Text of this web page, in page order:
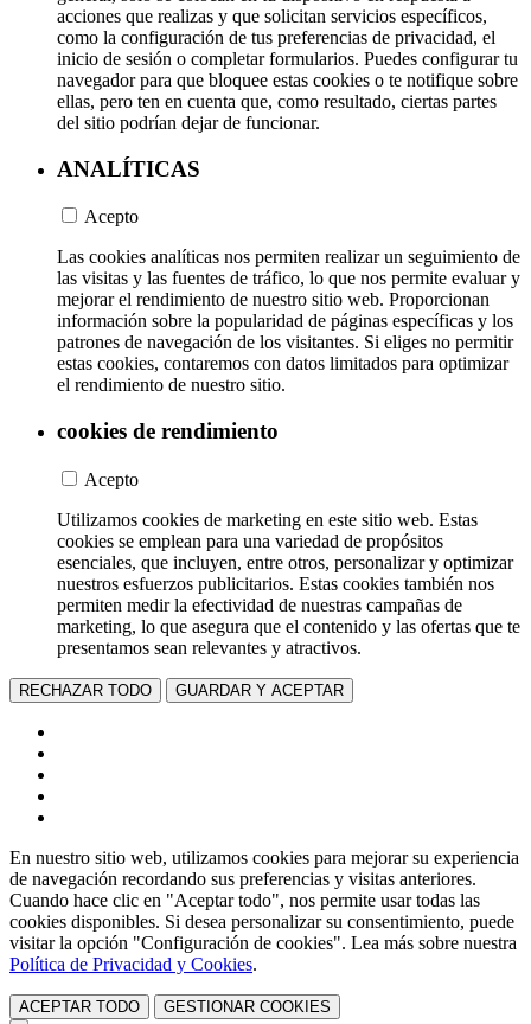
acciones que realizas y que solicitan servicios específicos,
como la configuración de tus preferencias de privacidad, el
inicio de sesión o completar formularios. Puedes configurar tu
navegador para que bloquee estas cookies o te notifique sobre
ellas, pero ten en cuenta que, como resultado, ciertas partes
del sitio podrían dejar de funcionar.
ANALÍTICAS
Acepto
Las cookies analíticas nos permiten realizar un seguimiento de
las visitas y las fuentes de tráfico, lo que nos permite evaluar y
mejorar el rendimiento de nuestro sitio web. Proporcionan
información sobre la popularidad de páginas específicas y los
patrones de navegación de los visitantes. Si eliges no permitir
estas cookies, contaremos con datos limitados para optimizar
el rendimiento de nuestro sitio.
cookies de rendimiento
Acepto
Utilizamos cookies de marketing en este sitio web. Estas
cookies se emplean para una variedad de propósitos
esenciales, que incluyen, entre otros, personalizar y optimizar
nuestros esfuerzos publicitarios. Estas cookies también nos
permiten medir la efectividad de nuestras campañas de
marketing, lo que asegura que el contenido y las ofertas que te
presentamos sean relevantes y atractivos.
RECHAZAR TODO GUARDAR Y ACEPTAR
En nuestro sitio web, utilizamos cookies para mejorar su experiencia
de navegación recordando sus preferencias y visitas anteriores.
Cuando hace clic en "Aceptar todo", nos permite usar todas las
cookies disponibles. Si desea personalizar su consentimiento, puede
visitar la opción "Configuración de cookies". Lea más sobre nuestra
Política de Privacidad y Cookies.
ACEPTAR TODO GESTIONAR COOKIES